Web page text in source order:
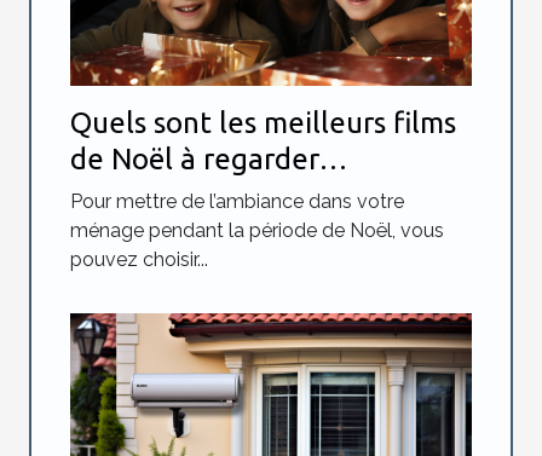
Quels sont les meilleurs films
de Noël à regarder
absolument ?
Pour mettre de l’ambiance dans votre
ménage pendant la période de Noël, vous
pouvez choisir...